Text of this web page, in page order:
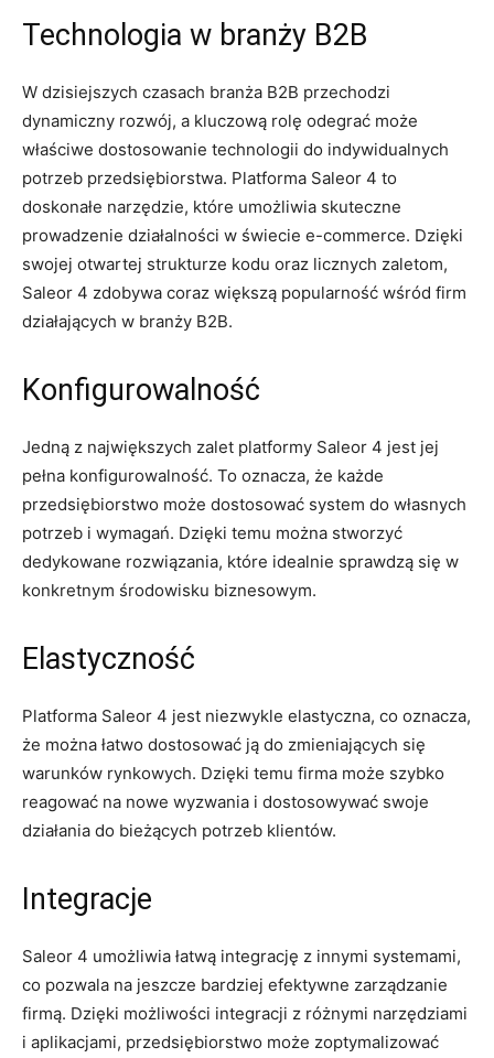
Technologia w ‍branży B2B
W dzisiejszych ​czasach branża B2B przechodzi
dynamiczny rozwój,‌ a ‍kluczową rolę odegrać może
właściwe‌ dostosowanie‌ technologii‌ do indywidualnych
potrzeb przedsiębiorstwa. ​Platforma Saleor ⁢4 to
doskonałe narzędzie,⁢ które umożliwia skuteczne
prowadzenie ‍działalności w świecie e-commerce. Dzięki
swojej otwartej strukturze kodu oraz ⁢licznych zaletom,
Saleor 4 zdobywa coraz większą ⁣popularność wśród firm
⁣działających w ‍branży B2B.
Konfigurowalność
Jedną z największych zalet platformy‌ Saleor 4 jest jej
pełna konfigurowalność. To oznacza, ⁣że‍ każde
przedsiębiorstwo‌ może dostosować ‍system do ⁤własnych
potrzeb i wymagań. ‍Dzięki temu można stworzyć
dedykowane rozwiązania, które idealnie ⁣sprawdzą‍ się w
konkretnym środowisku biznesowym.
Elastyczność
Platforma Saleor ⁣4 jest ​niezwykle elastyczna, ⁣co oznacza,
‌że można łatwo dostosować ją do zmieniających ⁢się
⁣warunków rynkowych. ‍Dzięki temu firma może szybko
reagować na nowe ⁢wyzwania i dostosowywać swoje
działania do bieżących potrzeb⁢ klientów.
Integracje
Saleor ⁤4 umożliwia‍ łatwą ⁤integrację z innymi systemami,
co pozwala⁣ na jeszcze⁤ bardziej efektywne zarządzanie‌
firmą. Dzięki możliwości ​integracji ⁤z różnymi narzędziami
i ⁤aplikacjami, przedsiębiorstwo może zoptymalizować​